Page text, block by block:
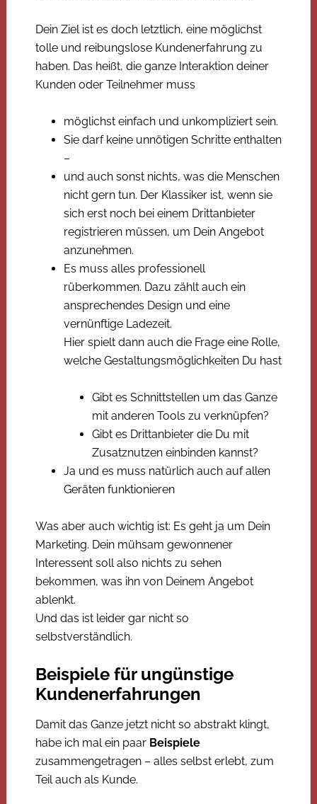
Dein Ziel ist es doch letztlich, eine möglichst
tolle und reibungslose Kundenerfahrung zu
haben. Das heißt, die ganze Interaktion deiner
Kunden oder Teilnehmer muss
möglichst einfach und unkompliziert sein.
Sie darf keine unnötigen Schritte enthalten
–
und auch sonst nichts, was die Menschen
nicht gern tun. Der Klassiker ist, wenn sie
sich erst noch bei einem Drittanbieter
registrieren müssen, um Dein Angebot
anzunehmen.
Es muss alles professionell
rüberkommen. Dazu zählt auch ein
ansprechendes Design und eine
vernünftige Ladezeit.
Hier spielt dann auch die Frage eine Rolle,
welche Gestaltungsmöglichkeiten Du hast
Gibt es Schnittstellen um das Ganze
mit anderen Tools zu verknüpfen?
Gibt es Drittanbieter die Du mit
Zusatznutzen einbinden kannst?
Ja und es muss natürlich auch auf allen
Geräten funktionieren
Was aber auch wichtig ist: Es geht ja um Dein
Marketing. Dein mühsam gewonnener
Interessent soll also nichts zu sehen
bekommen, was ihn von Deinem Angebot
ablenkt.
Und das ist leider gar nicht so
selbstverständlich.
Beispiele für ungünstige
Kundenerfahrungen
Damit das Ganze jetzt nicht so abstrakt klingt,
habe ich mal ein paar Beispiele
zusammengetragen – alles selbst erlebt, zum
Teil auch als Kunde.